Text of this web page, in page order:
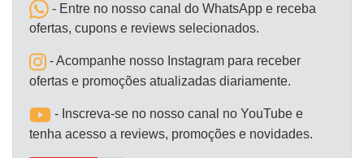
- Entre no nosso canal do WhatsApp e receba
ofertas, cupons e reviews selecionados.
- Acompanhe nosso Instagram para receber
ofertas e promoções atualizadas diariamente.
- Inscreva-se no nosso canal no YouTube e
tenha acesso a reviews, promoções e novidades.